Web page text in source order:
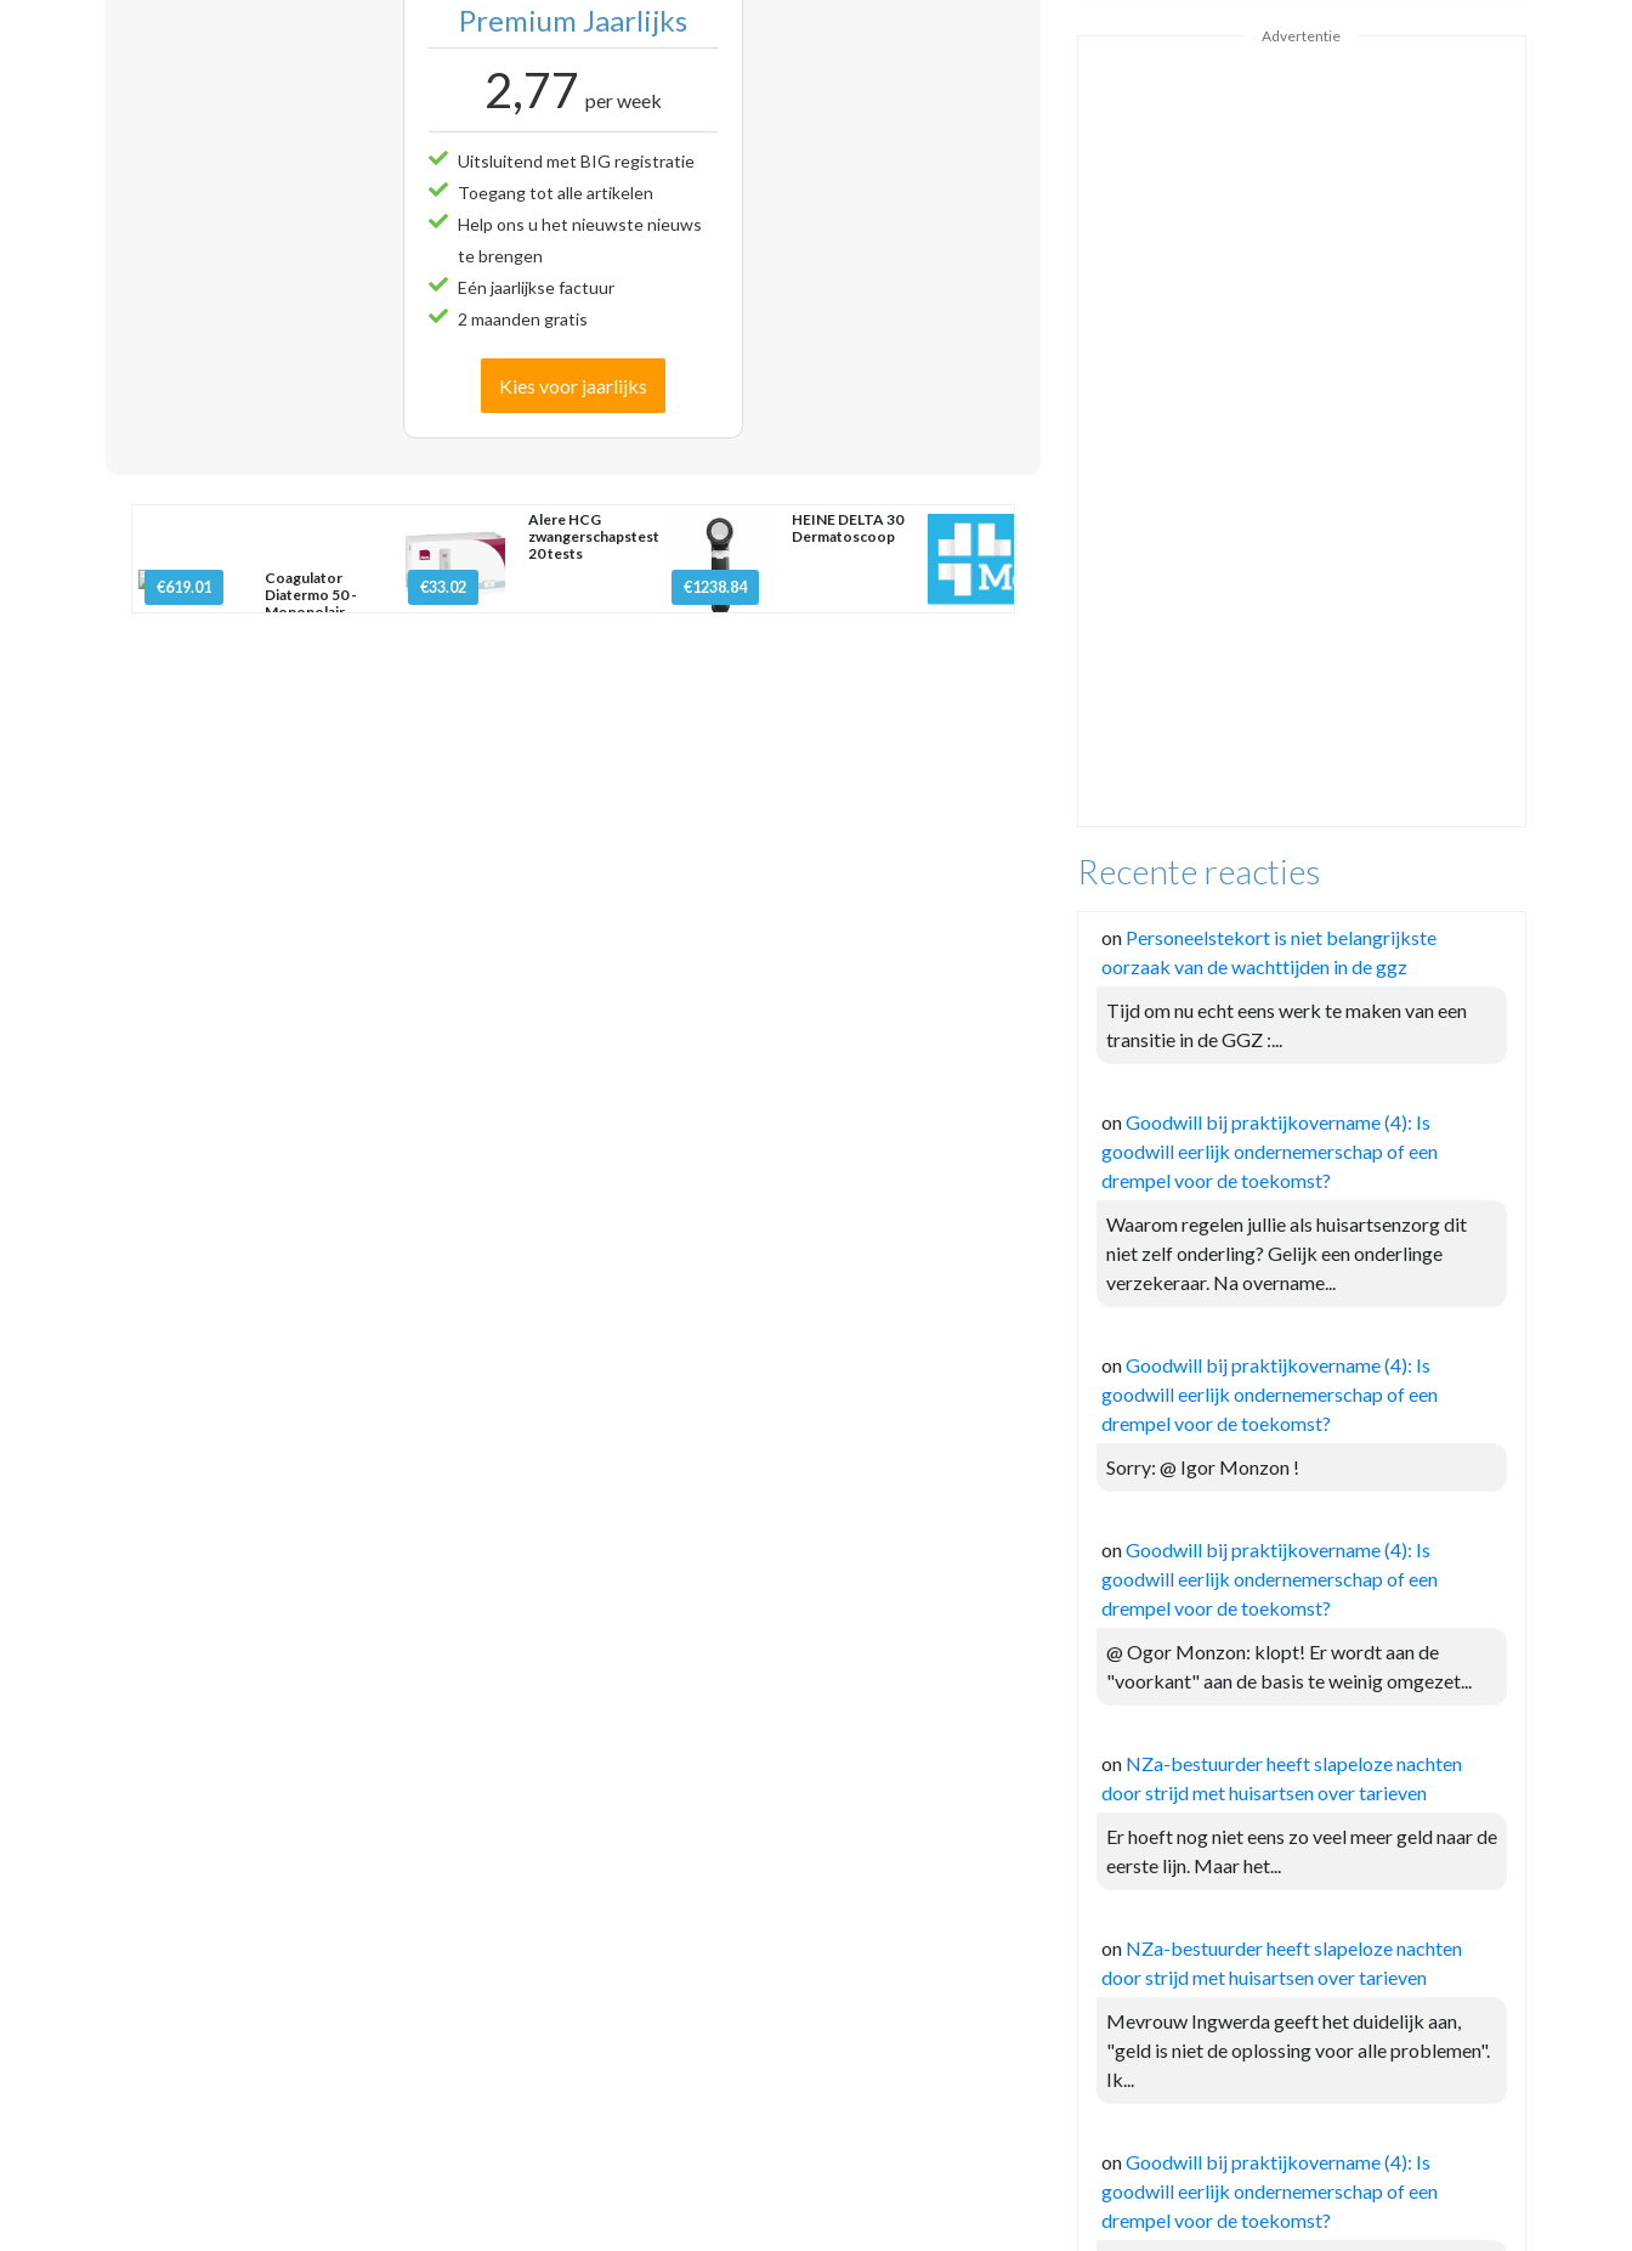
Premium Jaarlijks
2,77 per week
Uitsluitend met BIG registratie
Toegang tot alle artikelen
Help ons u het nieuwste nieuws
te brengen
Eén jaarlijkse factuur
2 maanden gratis
Kies voor jaarlijks
€619.01
Coagulator
Diatermo 50 -
Monopolair
€33.02
Alere HCG
zwangerschapstest
20 tests
€1238.84
HEINE DELTA 30
Dermatoscoop
Advertentie
Recente reacties
on Personeelstekort is niet belangrijkste
oorzaak van de wachttijden in de ggz
Tijd om nu echt eens werk te maken van een
transitie in de GGZ :...
onGoodwill bij praktijkovername (4): Is
goodwill eerlijk ondernemerschap of een
drempel voor de toekomst?
Waarom regelen jullie als huisartsenzorg dit
niet zelf onderling? Gelijk een onderlinge
verzekeraar. Na overname...
onGoodwill bij praktijkovername (4): Is
goodwill eerlijk ondernemerschap of een
drempel voor de toekomst?
Sorry: @ Igor Monzon !
onGoodwill bij praktijkovername (4): Is
goodwill eerlijk ondernemerschap of een
drempel voor de toekomst?
@ Ogor Monzon: klopt! Er wordt aan de
"voorkant" aan de basis te weinig omgezet...
on NZa-bestuurder heeft slapeloze nachten
door strijd met huisartsen over tarieven
Er hoeft nog niet eens zo veel meer geld naar de
eerste lijn. Maar het...
on NZa-bestuurder heeft slapeloze nachten
door strijd met huisartsen over tarieven
Mevrouw Ingwerda geeft het duidelijk aan,
"geld is niet de oplossing voor alle problemen".
Ik...
onGoodwill bij praktijkovername (4): Is
goodwill eerlijk ondernemerschap of een
drempel voor de toekomst?